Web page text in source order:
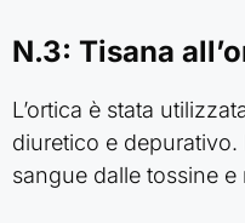
N.3: Tisana
L’ortica è stata
diuretico e depurativo.
sangue dalle tossine